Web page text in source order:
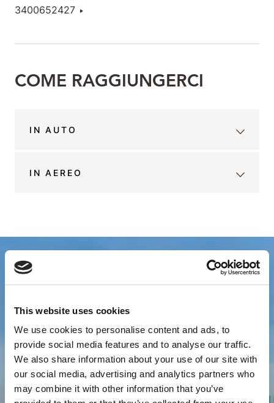
This website uses cookies
We use cookies to personalise content and ads, to
provide social media features and to analyse our traffic.
We also share information about your use of our site with
our social media, advertising and analytics partners who
may combine it with other information that you’ve
3400652427
COME RAGGIUNGERCI
IN AUTO
IN AEREO
RICHIEDI
INFORMAZIONI
Compila il form per richiedere le informazioni
che cerchi o un preventivo per il tuo soggiorno
a Just Hotel Saronno.